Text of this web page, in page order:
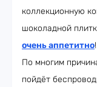
коллекционную
шоколадной
очень аппетитно
По многим
пойдёт